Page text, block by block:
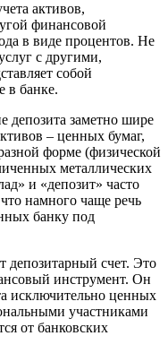
активов,
финансовой
в виде процентов. Не
с другими,
собой
в банке.
депозита заметно шире
– ценных бумаг,
форме (физической
металлических
и «депозит» часто
намного чаще речь
банку под
депозитарный счет. Это
инструмент. Он
исключительно ценных
участниками
от банковских